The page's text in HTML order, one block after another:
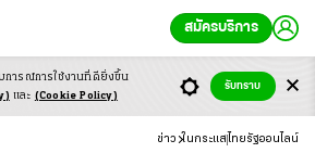
สมัครบริการ
ข่าว ในกระแส ไทยรัฐออนไลน์
การณ์การใช้งานที่ดียิ่งขึ้น
และ (Cookie Policy)
รับทราบ